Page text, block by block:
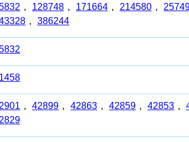
, 128748 , 171664 , 214580 ,
, 386244
, 42899 , 42863 , 42859 , 42853 ,